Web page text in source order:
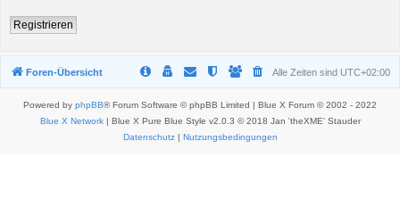
Registrieren
Foren-Übersicht Alle Zeiten sind UTC+02:00
Powered by phpBB® Forum Software © phpBB Limited | Blue X Forum © 2002 - 2022
Blue X Network| Blue X Pure Blue Style v2.0.3 © 2018 Jan 'theXME' Stauder
Datenschutz| Nutzungsbedingungen